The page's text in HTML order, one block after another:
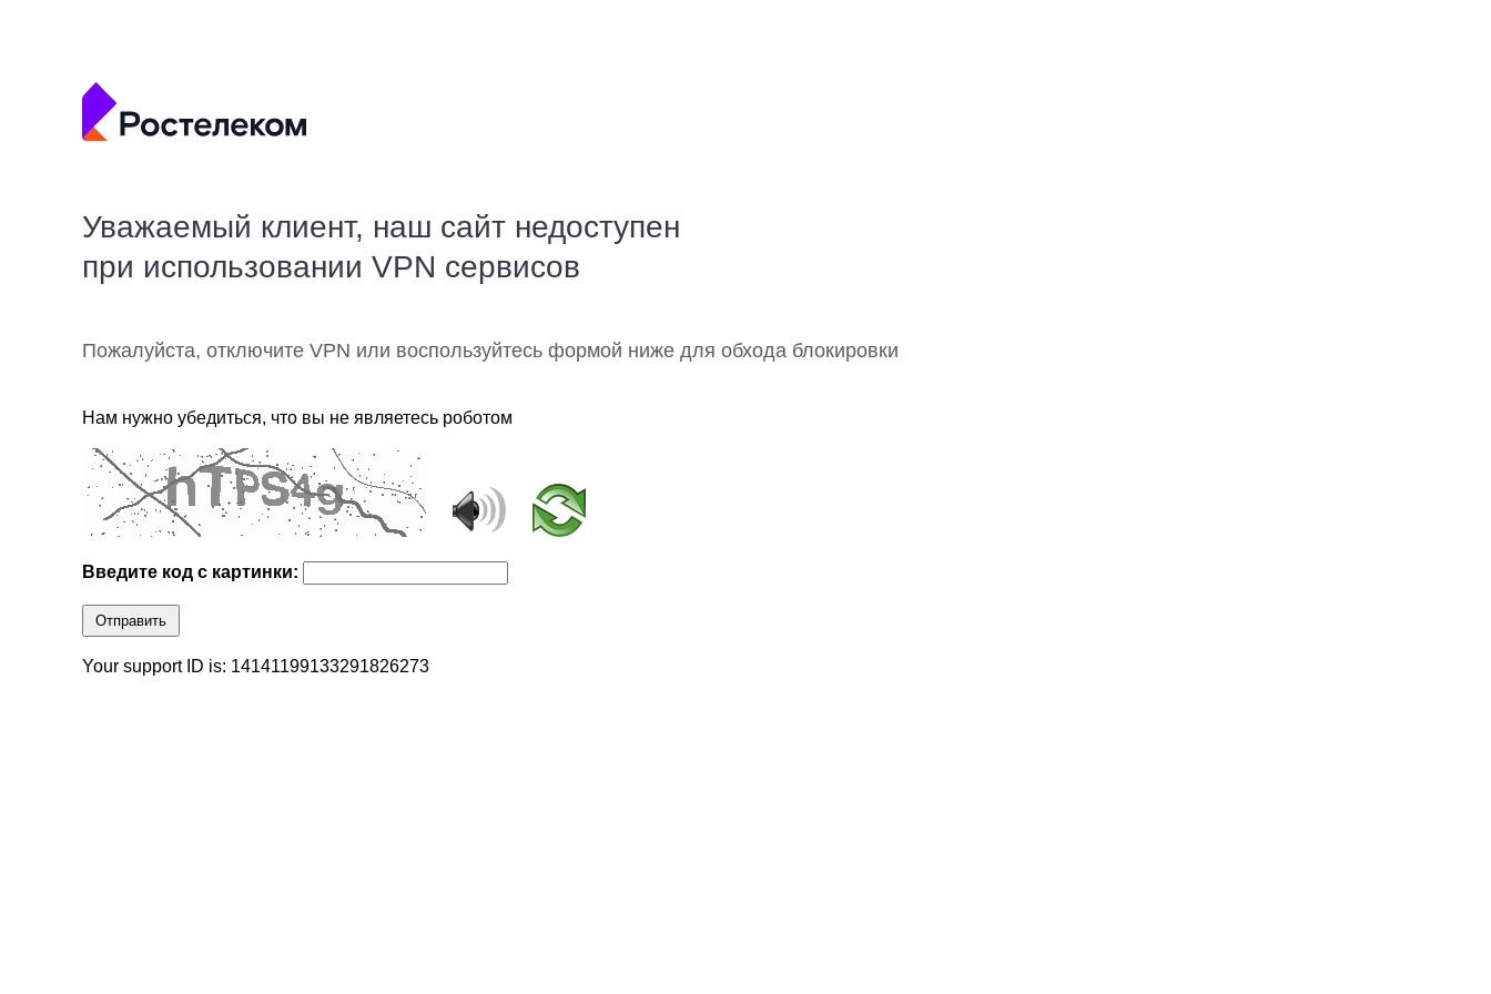
Уважаемый клиент, наш сайт недоступен
при использовании VPN сервисов
Пожалуйста, отключите VPN или воспользуйтесь формой ниже для обхода блокировки
Нам нужно убедиться, что вы не являетесь роботом
Введите код с картинки:
Отправить
Your support ID is: 14141199133291826273